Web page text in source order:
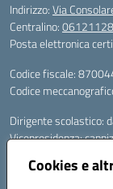
Cookies e
Indirizzo:Via
Centralino:
Posta elettronica
Codice fiscale:
Codice
Dirigente scolastico:
Vicepresidenza: